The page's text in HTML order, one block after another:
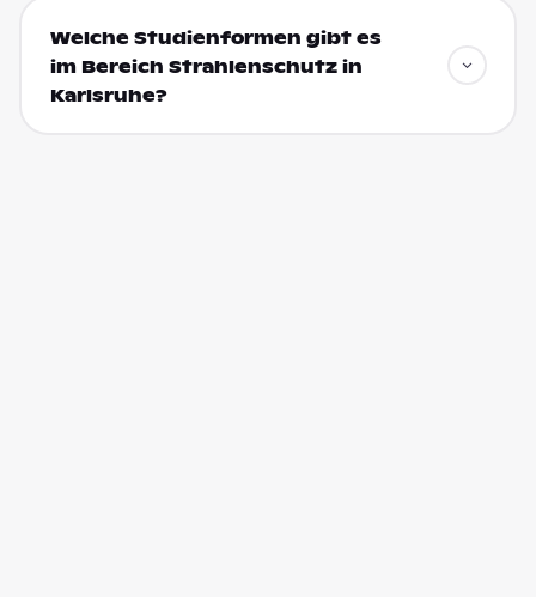
Welche Studienformen gibt es
im Bereich Strahlenschutz in
Karlsruhe?